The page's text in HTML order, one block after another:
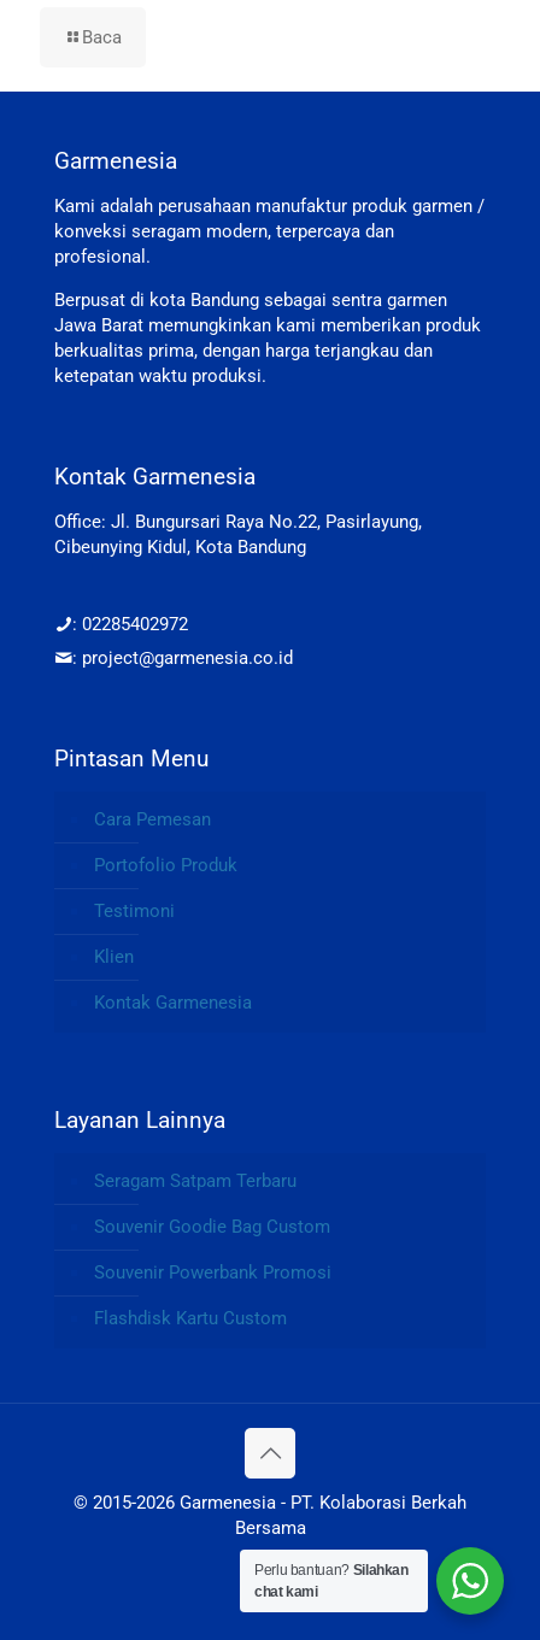
Baca
Garmenesia
Kami adalah perusahaan manufaktur produk garmen /
konveksi seragam modern, terpercaya dan
profesional.
Berpusat di kota Bandung sebagai sentra garmen
Jawa Barat memungkinkan kami memberikan produk
berkualitas prima, dengan harga terjangkau dan
ketepatan waktu produksi.
Kontak Garmenesia
Office: Jl. Bungursari Raya No.22, Pasirlayung,
Cibeunying Kidul, Kota Bandung
: 02285402972
: project@garmenesia.co.id
Pintasan Menu
Cara Pemesan
Portofolio Produk
Testimoni
Klien
Kontak Garmenesia
Layanan Lainnya
Seragam Satpam Terbaru
Souvenir Goodie Bag Custom
Souvenir Powerbank Promosi
Flashdisk Kartu Custom
© 2015-2026 Garmenesia - PT. Kolaborasi Berkah
Bersama
Perlu bantuan? Silahkan
chat kami